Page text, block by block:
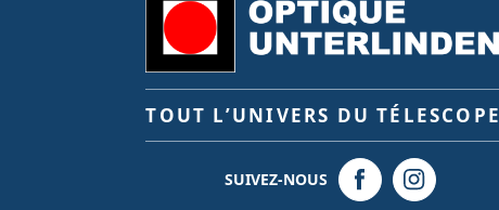
TOUT L’UNIVERS DU TÉLESCOPE
SUIVEZ-NOUS